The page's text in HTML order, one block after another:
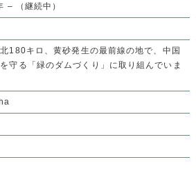
– （継続中）
180キロ、黄砂発生の最前線の地で、中国
守る「緑のダムづくり」に取り組んでいま